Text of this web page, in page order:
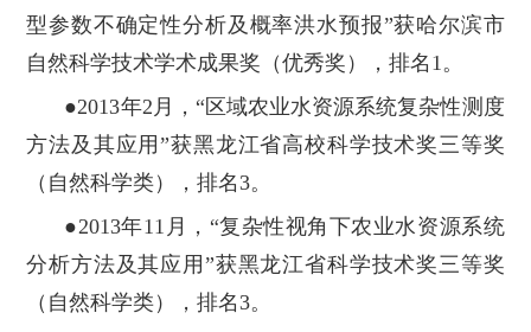
型参数不确定性分析及概率洪水预报”获哈尔滨市
自然科学技术学术成果奖（优秀奖），排名1。
●2013年2月，“区域农业水资源系统复杂性测度
方法及其应用”获黑龙江省高校科学技术奖三等奖
（自然科学类），排名3。
●2013年11月，“复杂性视角下农业水资源系统
分析方法及其应用”获黑龙江省科学技术奖三等奖
（自然科学类），排名3。